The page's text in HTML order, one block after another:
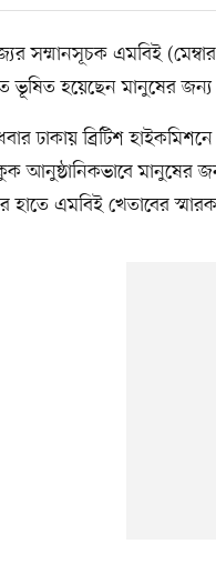
সম্মানসূচক এমবিই
ভূষিত হয়েছেন মানুষের জন্য
ঢাকায় ব্রিটিশ হাইকমিশনে
আনুষ্ঠানিকভাবে মানুষের
হাতে এমবিই খেতাবের